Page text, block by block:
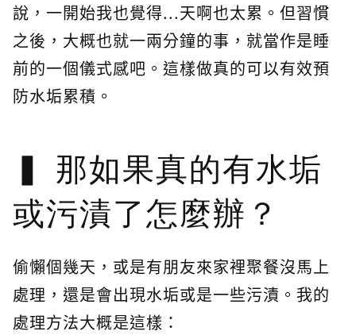
說，一開始我也覺得...天啊也太累。但習慣
之後，大概也就一兩分鐘的事，就當作是睡
前的一個儀式感吧。這樣做真的可以有效預
防水垢累積。
那如果真的有水垢
或污漬了怎麼辦？
偷懶個幾天，或是有朋友來家裡聚餐沒馬上
處理，還是會出現水垢或是一些污漬。我的
處理方法大概是這樣：